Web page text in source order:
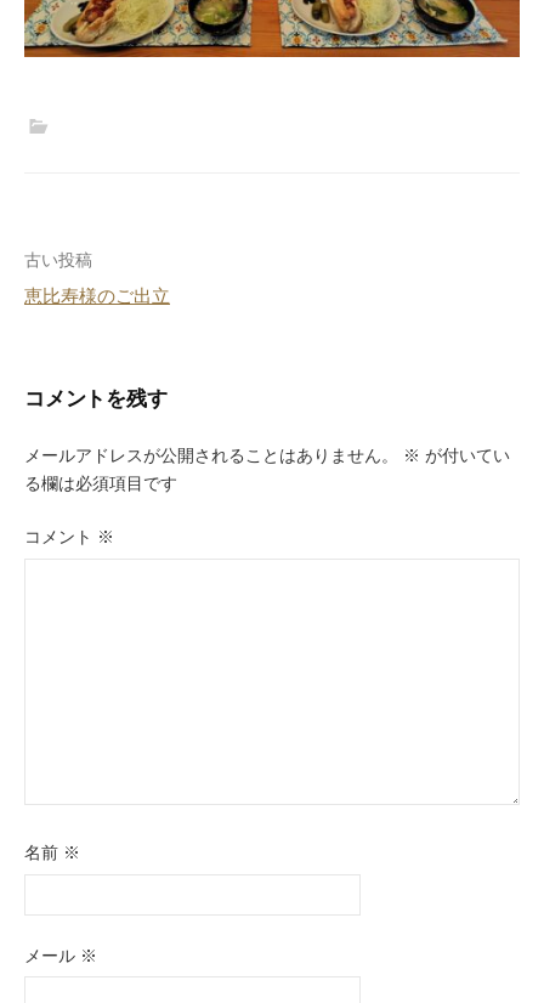
投
稿
ビ
ゲ
ー
シ
古い投稿
恵比寿様のご出立
コメントを残す
メールアドレスが公開されることはありません。 ※ が付いてい
る欄は必須項目です
コメント ※
名前 ※
メール ※